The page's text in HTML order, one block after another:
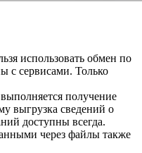
использовать обмен по
с сервисами. Только
получение
выгрузка сведений о
доступны всегда.
через файлы также